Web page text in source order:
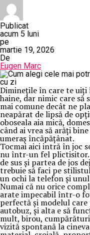
Publicat
acum 5 luni
pe
martie 19, 2026
De
Eugen Marc
Diminețile în care te uiți
haine, dar nimic care
mai comune decât ne
neapărat de lipsă de
oboseala aia mică,
când ai vrea să arăți
umeraș încăpățânat.
Tocmai aici intră în joc
nu într-un fel plictisitor.
de sus și partea de jos
trebuie să faci pe
un ochi la telefon și
Numai că nu orice
arate impecabil într-o
perfectă și modelul
autobuz, și alta e să
mult, birou,
vizită spontană la